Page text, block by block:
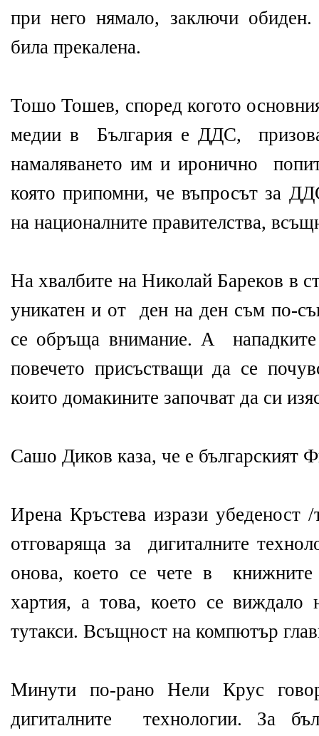
при него нямало, заключи
била прекалена.
Тошо Тошев, според когото
медии в България е ДДС,
намаляването им и иронично
която припомни, че въпросът за
на националните правителства,
На хвалбите на Николай Бареков в
уникатен и от ден на ден съм по-
се обръща внимание. А нападките
повечето присъстващи да се
които домакините започват да си
Сашо Диков каза, че е българският
Ирена Кръстева изрази убеденост
отговаряща за дигиталните
онова, което се чете в книжните
хартия, а това, което се виждало
тутакси. Всъщност на компютър
Минути по-рано Нели Крус
дигиталните технологии. За